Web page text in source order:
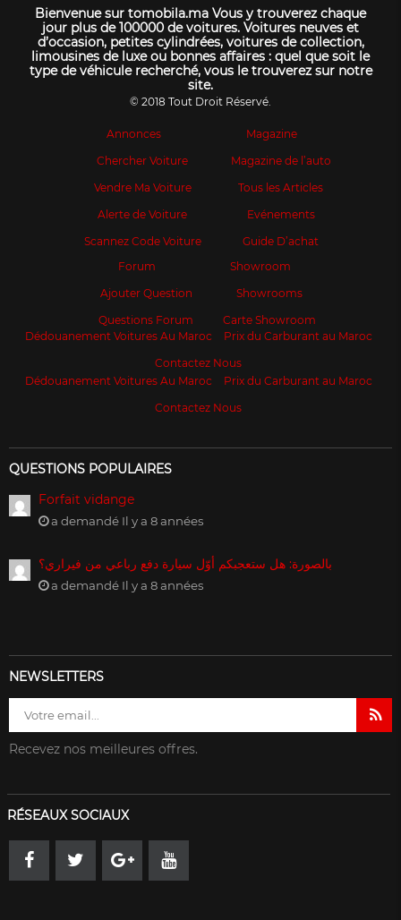
Bienvenue sur tomobila.ma Vous y trouverez chaque
jour plus de 100000 de voitures. Voitures neuves et
d’occasion, petites cylindrées, voitures de collection,
limousines de luxe ou bonnes affaires : quel que soit le
type de véhicule recherché, vous le trouverez sur notre
site.
© 2018 Tout Droit Réservé.
Annonces
Chercher Voiture
Vendre Ma Voiture
Alerte de Voiture
Scannez Code Voiture
Magazine
Magazine de l’auto
Tous les Articles
Evénements
Guide D’achat
Forum
Ajouter Question
Questions Forum
Showroom
Showrooms
Carte Showroom
Dédouanement Voitures Au Maroc
Prix du Carburant au Maroc
Contactez Nous
Dédouanement Voitures Au Maroc
Prix du Carburant au Maroc
Contactez Nous
QUESTIONS POPULAIRES
Forfait vidange
a demandé Il y a 8 années
بالصورة: هل ستعجبكم أوّل سيارة دفع رباعي من فيراري؟
a demandé Il y a 8 années
NEWSLETTERS
Recevez nos meilleures offres.
RÉSEAUX SOCIAUX